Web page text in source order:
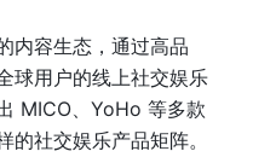
内容生态，通过高品
球用户的线上社交娱乐
MICO、YoHo 等多款
社交娱乐产品矩阵。